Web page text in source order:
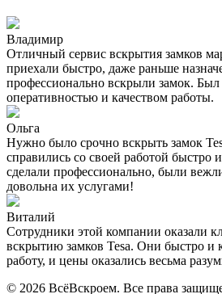
Владимир
Отличный сервис вскрытия замков
приехали быстро, даже раньше
профессионально вскрыли замок.
оперативностью и качеством работы.
Ольга
Нужно было срочно вскрыть замок
справились со своей работой быстро
сделали профессионально, были
довольна их услугами!
Виталий
Сотрудники этой компании оказали
вскрытию замков Tesa. Они быстро и
работу, и цены оказались весьма
© 2026 ВсёВскроем. Все права